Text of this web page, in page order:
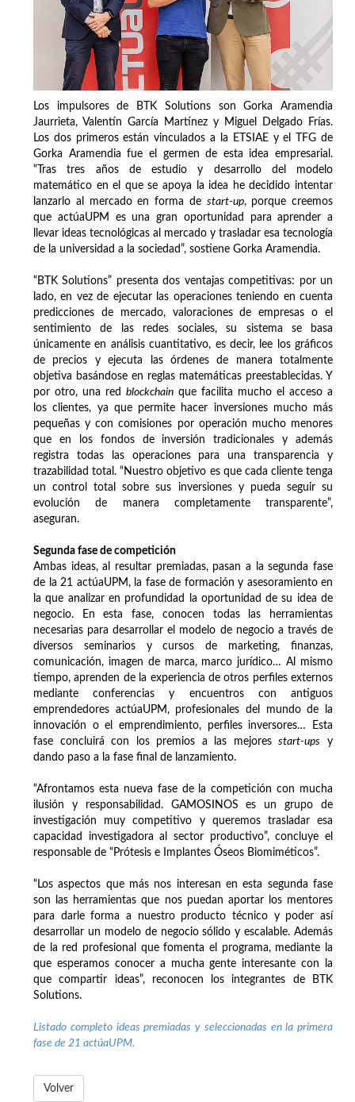
Los impulsores de BTK Solutions son Gorka Aramendia
Jaurrieta, Valentín García Martínez y Miguel Delgado Frías.
Los dos primeros están vinculados a la ETSIAE y el TFG de
Gorka Aramendia fue el germen de esta idea empresarial.
“Tras tres años de estudio y desarrollo del modelo
matemático en el que se apoya la idea he decidido intentar
lanzarlo al mercado en forma de start-up, porque creemos
que actúaUPM es una gran oportunidad para aprender a
llevar ideas tecnológicas al mercado y trasladar esa tecnología
de la universidad a la sociedad”, sostiene Gorka Aramendia.
“BTK Solutions” presenta dos ventajas competitivas: por un
lado, en vez de ejecutar las operaciones teniendo en cuenta
predicciones de mercado, valoraciones de empresas o el
sentimiento de las redes sociales, su sistema se basa
únicamente en análisis cuantitativo, es decir, lee los gráficos
de precios y ejecuta las órdenes de manera totalmente
objetiva basándose en reglas matemáticas preestablecidas. Y
por otro, una red blockchain que facilita mucho el acceso a
los clientes, ya que permite hacer inversiones mucho más
pequeñas y con comisiones por operación mucho menores
que en los fondos de inversión tradicionales y además
registra todas las operaciones para una transparencia y
trazabilidad total. “Nuestro objetivo es que cada cliente tenga
un control total sobre sus inversiones y pueda seguir su
evolución de manera completamente transparente”,
aseguran.
Segunda fase de competición
Ambas ideas, al resultar premiadas, pasan a la segunda fase
de la 21 actúaUPM, la fase de formación y asesoramiento en
la que analizar en profundidad la oportunidad de su idea de
negocio. En esta fase, conocen todas las herramientas
necesarias para desarrollar el modelo de negocio a través de
diversos seminarios y cursos de marketing, finanzas,
comunicación, imagen de marca, marco jurídico… Al mismo
tiempo, aprenden de la experiencia de otros perfiles externos
mediante conferencias y encuentros con antiguos
emprendedores actúaUPM, profesionales del mundo de la
innovación o el emprendimiento, perfiles inversores… Esta
fase concluirá con los premios a las mejoresstart-ups
y
dando paso a la fase final de lanzamiento.
“Afrontamos esta nueva fase de la competición con mucha
ilusión y responsabilidad. GAMOSINOS es un grupo de
investigación muy competitivo y queremos trasladar esa
capacidad investigadora al sector productivo”, concluye el
responsable de “Prótesis e Implantes Óseos Biomiméticos”.
“Los aspectos que más nos interesan en esta segunda fase
son las herramientas que nos puedan aportar los mentores
para darle forma a nuestro producto técnico y poder así
desarrollar un modelo de negocio sólido y escalable. Además
de la red profesional que fomenta el programa, mediante la
que esperamos conocer a mucha gente interesante con la
que compartir ideas”, reconocen los integrantes de BTK
Solutions.
Listado completo ideas premiadas y seleccionadas en la primera
fase de 21 actúaUPM.
Volver